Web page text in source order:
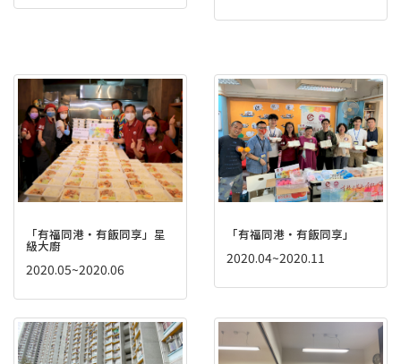
「有福同港‧有飯同享」星
級大廚
2020.05~2020.06
「有福同港‧有飯同享」
2020.04~2020.11